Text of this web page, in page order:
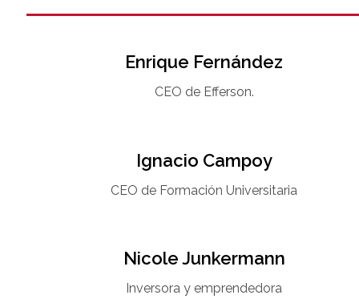
Enrique Fernández
CEO de Efferson.
Ignacio Campoy​
CEO de Formación Universitaria​
Nicole Junkermann​
Inversora y emprendedora